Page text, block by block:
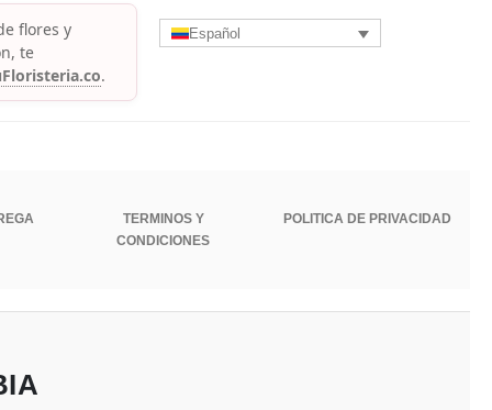
flores y
te
.
Español
TERMINOS Y
CONDICIONES
POLITICA DE PRIVACIDAD